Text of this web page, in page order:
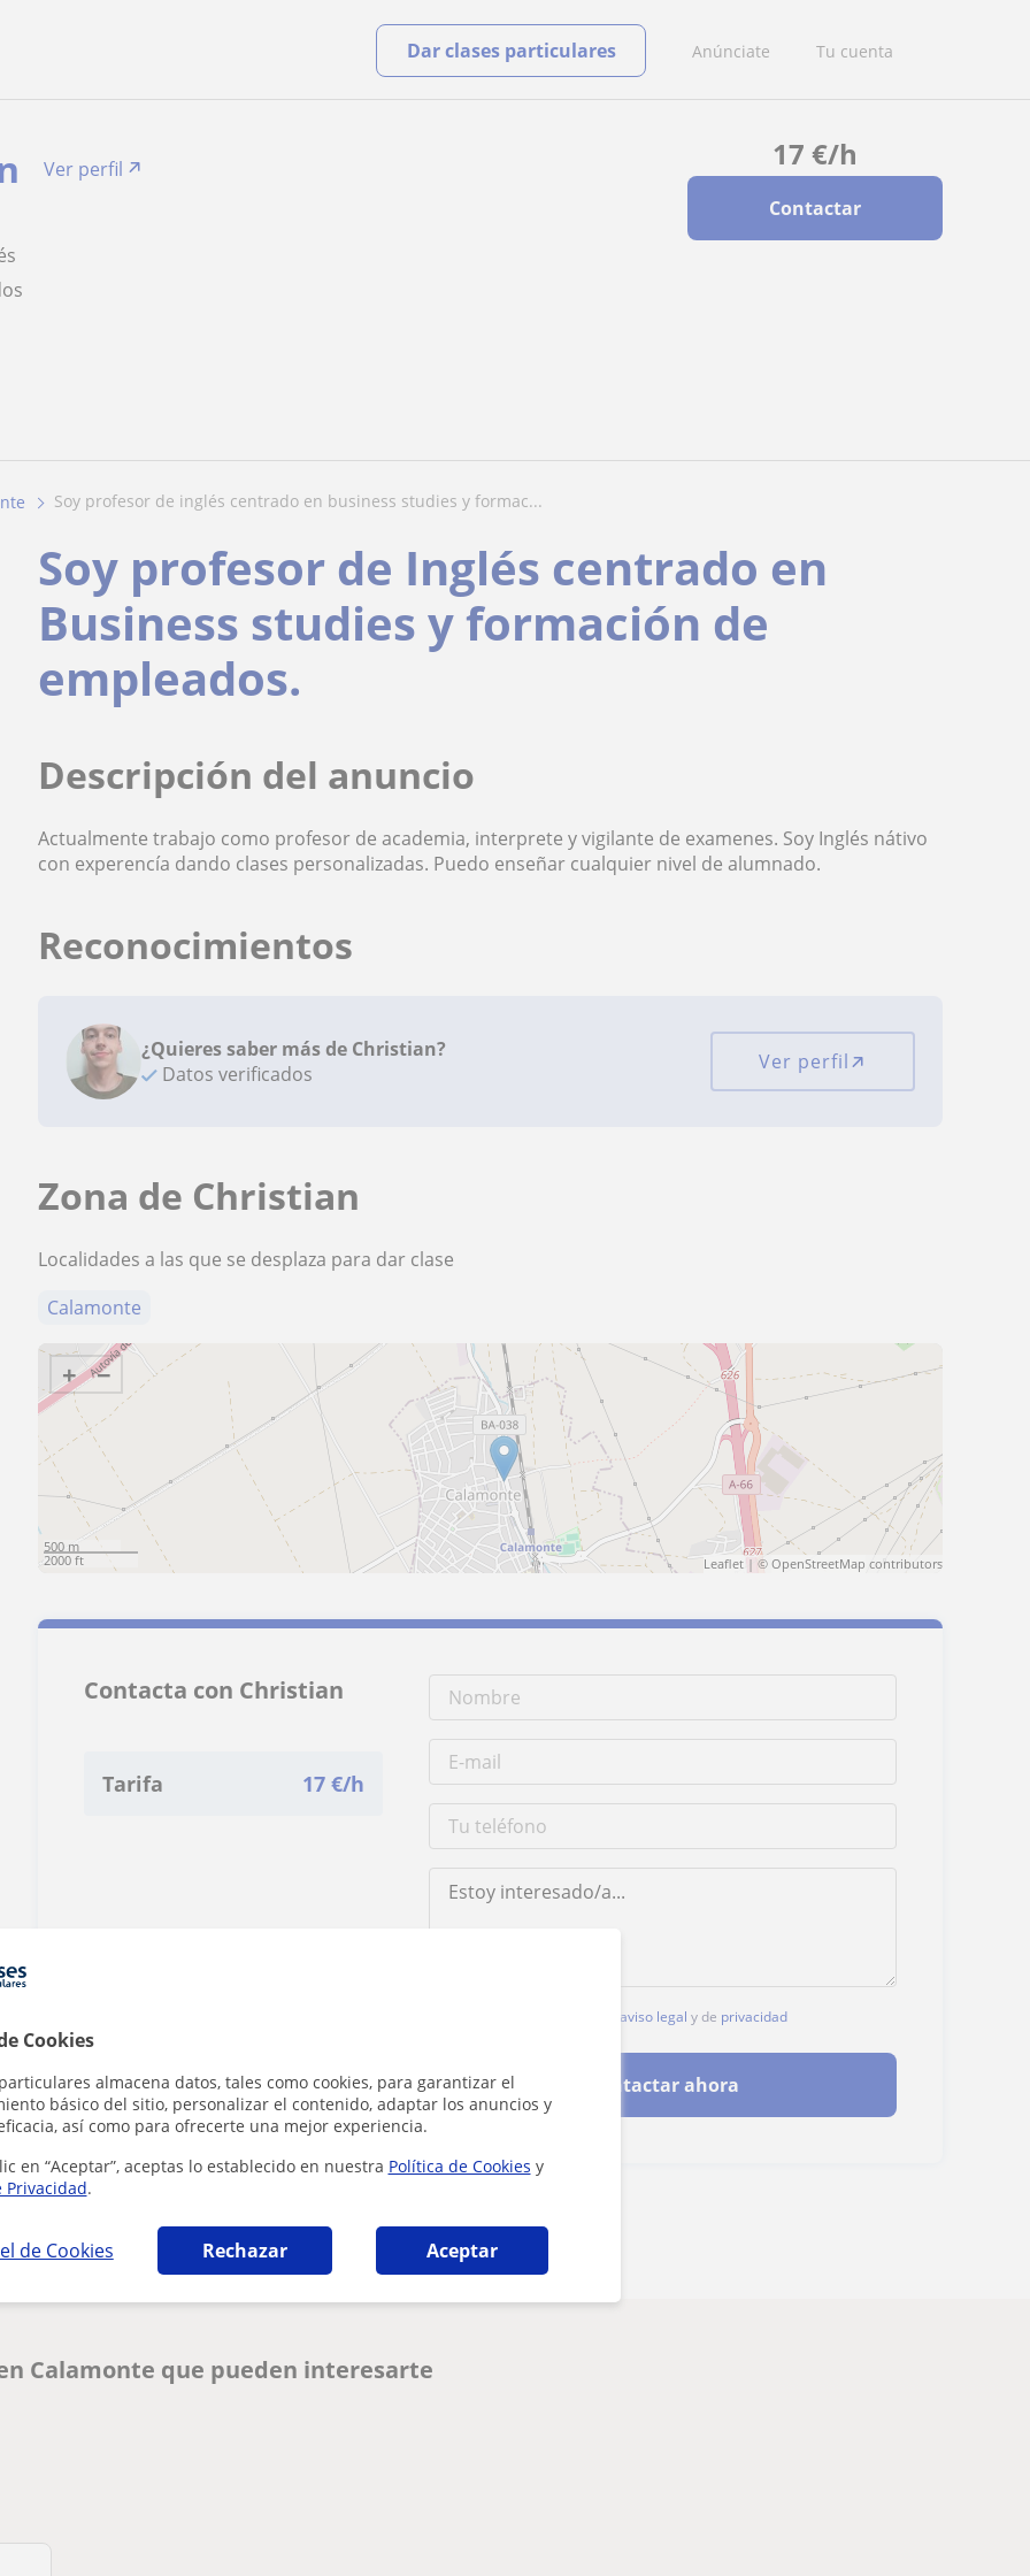
Cookies
almacena datos, tales como cookies, para garantizar el
básico del sitio, personalizar el contenido, adaptar los anuncios y
así como para ofrecerte una mejor experiencia.
en “Aceptar”, aceptas lo establecido en nuestra Política de Cookies y
Privacidad.
de Cookies Rechazar Aceptar
Anúnciate Tu cuenta
Dar clases particulares
17 €/h
Contactar
Ver perfil
soy profesor de inglés centrado en business studies y formac...
Soy profesor de Inglés centrado en
Business studies y formación de
empleados.
Descripción del anuncio
Actualmente trabajo como profesor de academia, interprete y vigilante de examenes. Soy Inglés nátivo
con experencía dando clases personalizadas. Puedo enseñar cualquier nivel de alumnado.
Reconocimientos
¿Quieres saber más de Christian?
Datos verificados
Ver perfil
Zona de Christian
Localidades a las que se desplaza para dar clase
Calamonte
+ −
500 m
2000 ft
Leaflet| © OpenStreetMap contributors
Contacta con Christian
Tarifa 17 €/h
aviso legal y de privacidad
Contactar ahora
¿Hay algún error en este perfil?
Calamonte que pueden interesarte